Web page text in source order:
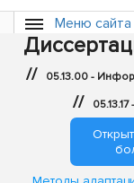
Меню сайта
// 05.13.00 -
//